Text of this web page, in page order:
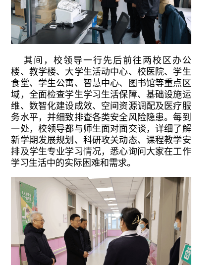
其间，校领导一行先后前往两校区办公
楼、教学楼、大学生活动中心、校医院、学生
食堂、学生公寓、智慧中心、图书馆等重点区
域，全面检查学生学习生活保障、基础设施运
维、数智化建设成效、空间资源调配及医疗服
务水平，并细致排查各类安全风险隐患。每到
一处，校领导都与师生面对面交谈，详细了解
新学期发展规划、科研攻关动态、课程教学安
排及学生专业学习情况，悉心询问大家在工作
学习生活中的实际困难和需求。